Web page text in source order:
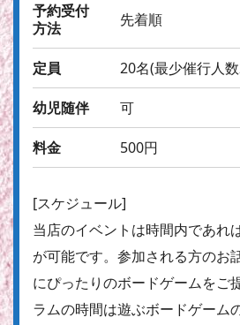
予約受付
方法
先着順
定員 20名(最少催行人
幼児随伴 可
料金 500円
[スケジュール]
当店のイベントは時間内であれ
が可能です。参加される方のお
にぴったりのボードゲームをご
ラムの時間は遊ぶボードゲーム